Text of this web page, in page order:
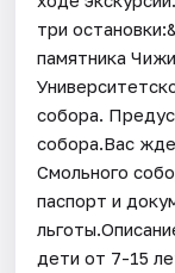
три
памятника
собора.
собора.Вас
Смольного
паспорт и
дети от 7-15